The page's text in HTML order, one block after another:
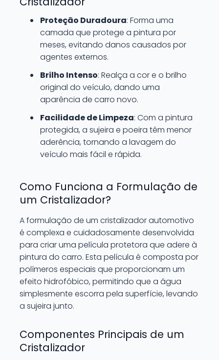
Proteção Duradoura: Forma uma
camada que protege a pintura por
meses, evitando danos causados por
agentes externos.
Brilho Intenso: Realça a cor e o brilho
original do veículo, dando uma
aparência de carro novo.
Facilidade de Limpeza: Com a pintura
protegida, a sujeira e poeira têm menor
aderência, tornando a lavagem do
veículo mais fácil e rápida.
Como Funciona a Formulação de
um Cristalizador?
A formulação de um cristalizador automotivo
é complexa e cuidadosamente desenvolvida
para criar uma película protetora que adere à
pintura do carro. Esta película é composta por
polímeros especiais que proporcionam um
efeito hidrofóbico, permitindo que a água
simplesmente escorra pela superfície, levando
a sujeira junto.
Componentes Principais de um
Cristalizador